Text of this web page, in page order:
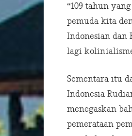
“109 tahun
pemuda kita
Indonesian dan
lagi
Sementara itu
Indonesia
menegaskan
pemerataan